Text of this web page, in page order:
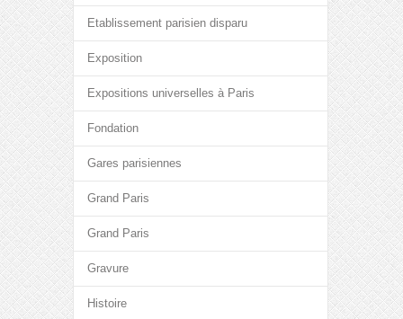
Etablissement parisien disparu
Exposition
Expositions universelles à Paris
Fondation
Gares parisiennes
Grand Paris
Grand Paris
Gravure
Histoire